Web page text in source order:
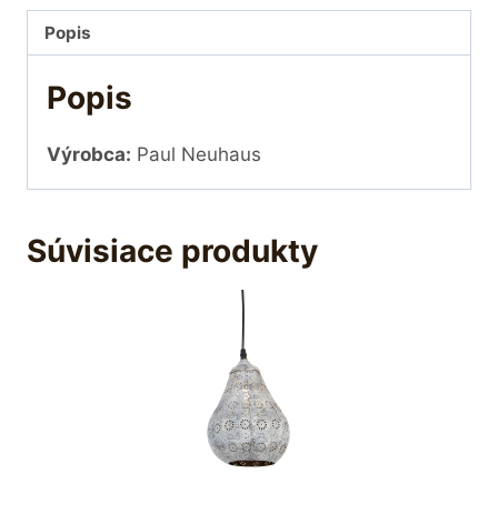
Popis
Popis
Výrobca: Paul Neuhaus
Súvisiace produkty